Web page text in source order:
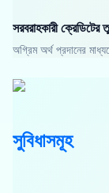
সরবরাহকারী ক্রেডিটের
অগ্রিম অর্থ প্রদানের
সুবিধাসমূহ